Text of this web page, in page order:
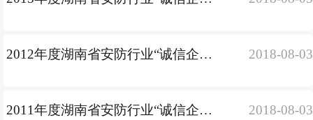
2012年度湖南省安防行业“诚信企业”名单 2018-08-03
2011年度湖南省安防行业“诚信企业”名单 2018-08-03